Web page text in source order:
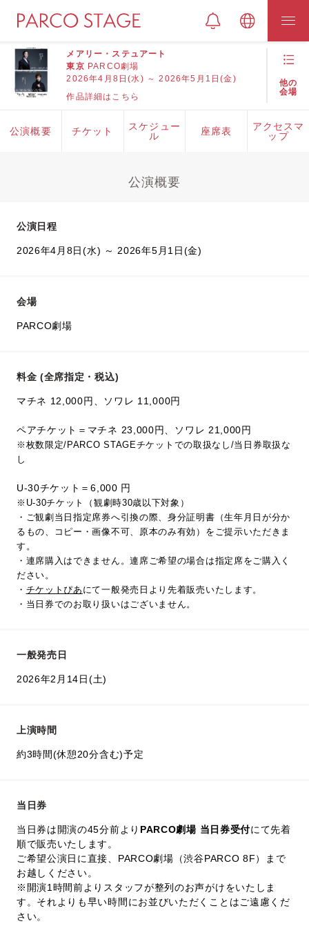
メアリー・ステュアート
東京 PARCO劇場
2026年4月8日(水) ～ 2026年5月1日(金)
作品詳細はこちら
他の
会場
公演概要 チケット
スケジュー
ル
座席表
アクセスマ
ップ
公演概要
公演日程
2026年4月8日(水) ～ 2026年5月1日(金)
会場
PARCO劇場
料金 (全席指定・税込)
マチネ 12,000円、ソワレ 11,000円
ペアチケット＝マチネ 23,000円、ソワレ 21,000円
※枚数限定/PARCO STAGEチケットでの取扱なし/当日券取扱な
し
U-30チケット＝6,000 円
※U-30チケット（観劇時30歳以下対象）
・ご観劇当日指定席券へ引換の際、身分証明書（生年月日が分か
るもの、コピー・画像不可、原本のみ有効）をご提示いただきま
す。
・連席購入はできません。連席ご希望の場合は指定席をご購入く
ださい。
・ チケットぴあ にて一般発売日より先着販売いたします。
・当日券でのお取り扱いはございません。
一般発売日
2026年2月14日(土)
上演時間
約3時間(休憩20分含む)予定
当日券
当日券は開演の45分前より PARCO劇場 当日券受付にて先着
順で販売いたします。
ご希望公演日に直接、PARCO劇場（渋谷PARCO 8F）まで
お越しください。
※開演1時間前よりスタッフが整列のお声がけをいたしま
す。それよりも早い時間にお並びいただくことはご遠慮くだ
さい。